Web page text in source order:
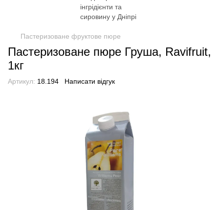
Пастеризоване фруктове пюре
Пастеризоване пюре Груша, Ravifruit,
1кг
Артикул: 18.194 Написати відгук